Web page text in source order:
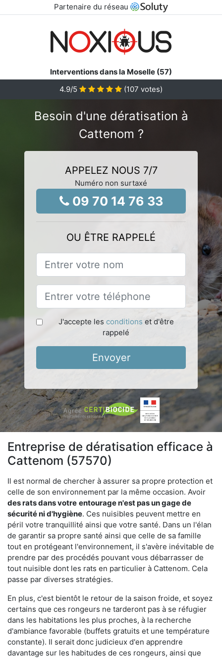
Partenaire du réseau
Interventions dans la Moselle (57)
4.9/5 (107 votes)
Besoin d'une dératisation à
Cattenom ?
APPELEZ NOUS 7/7
Numéro non surtaxé
09 70 14 76 33
OU ÊTRE RAPPELÉ
J'accepte les conditions et d'être
rappelé
Envoyer
Entreprise de dératisation efficace à
Cattenom (57570)
Il est normal de chercher à assurer sa propre protection et
celle de son environnement par la même occasion. Avoir
des rats dans votre entourage n'est pas un gage de
sécurité ni d'hygiène. Ces nuisibles peuvent mettre en
péril votre tranquillité ainsi que votre santé. Dans un l'élan
de garantir sa propre santé ainsi que celle de sa famille
tout en protégeant l'environnement, il s'avère inévitable de
prendre par des procédés pouvant vous débarrasser de
tout nuisible dont les rats en particulier à Cattenom. Cela
passe par diverses stratégies.
En plus, c'est bientôt le retour de la saison froide, et soyez
certains que ces rongeurs ne tarderont pas à se réfugier
dans les habitations les plus proches, à la recherche
d'ambiance favorable (buffets gratuits et une température
constante). Il serait donc judicieux d'en apprendre
davantage sur les habitudes de ces rongeurs, ainsi que